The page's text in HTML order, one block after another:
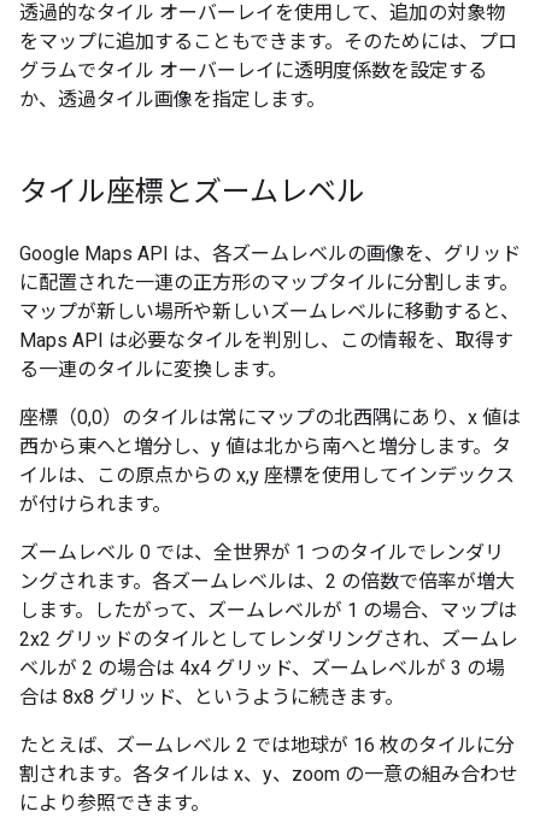
透過的なタイル オーバーレイを使用して、追加の対象物
をマップに追加することもできます。そのためには、プロ
グラムでタイル オーバーレイに透明度係数を設定する
か、透過タイル画像を指定します。
タイル座標とズームレベル
Google Maps API は、各ズームレベルの画像を、グリッド
に配置された一連の正方形のマップタイルに分割します。
マップが新しい場所や新しいズームレベルに移動すると、
Maps API は必要なタイルを判別し、この情報を、取得す
る一連のタイルに変換します。
座標（0,0）のタイルは常にマップの北西隅にあり、x 値は
西から東へと増分し、y 値は北から南へと増分します。タ
イルは、この原点からの x,y 座標を使用してインデックス
が付けられます。
ズームレベル 0 では、全世界が 1 つのタイルでレンダリ
ングされます。各ズームレベルは、2 の倍数で倍率が増大
します。したがって、ズームレベルが 1 の場合、マップは
2x2 グリッドのタイルとしてレンダリングされ、ズームレ
ベルが 2 の場合は 4x4 グリッド、ズームレベルが 3 の場
合は 8x8 グリッド、というように続きます。
たとえば、ズームレベル 2 では地球が 16 枚のタイルに分
割されます。各タイルは x、y、zoom の一意の組み合わせ
により参照できます。